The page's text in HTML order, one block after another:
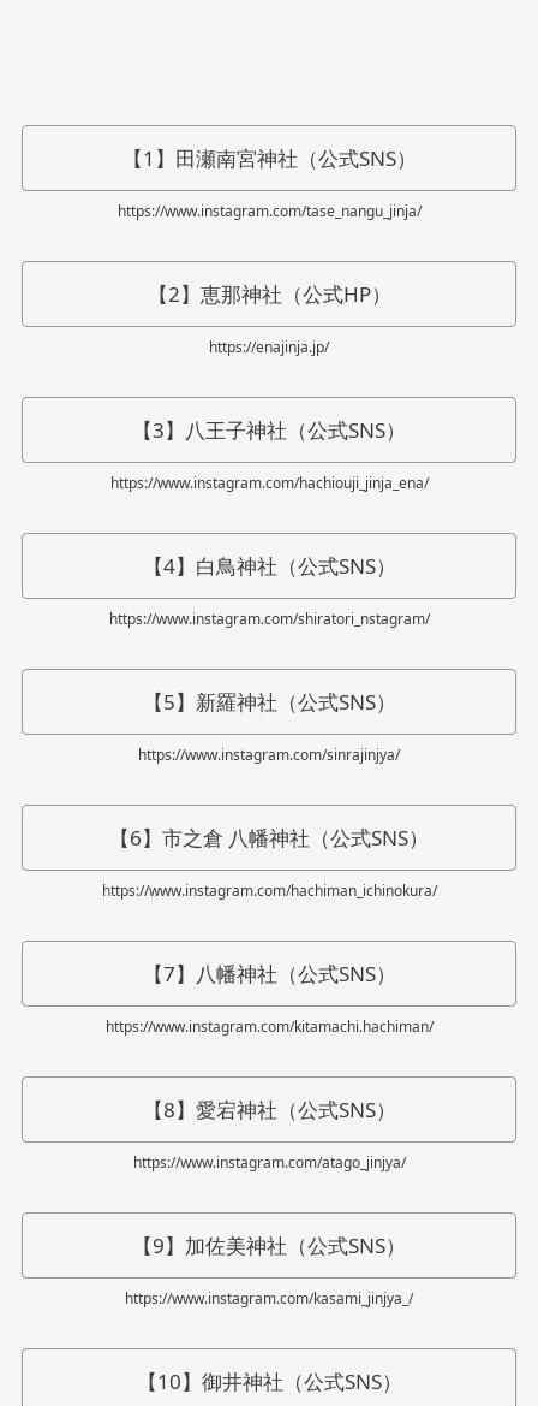
【1】田瀬南宮神社（公式SNS）
https://www.instagram.com/tase_nangu_jinja/
【2】恵那神社（公式HP）
https://enajinja.jp/
【3】八王子神社（公式SNS）
https://www.instagram.com/hachiouji_jinja_ena/
【4】白鳥神社（公式SNS）
https://www.instagram.com/shiratori_nstagram/
【5】新羅神社（公式SNS）
https://www.instagram.com/sinrajinjya/
【6】市之倉 八幡神社（公式SNS）
https://www.instagram.com/hachiman_ichinokura/
【7】八幡神社（公式SNS）
https://www.instagram.com/kitamachi.hachiman/
【8】愛宕神社（公式SNS）
https://www.instagram.com/atago_jinjya/
【9】加佐美神社（公式SNS）
https://www.instagram.com/kasami_jinjya_/
【10】御井神社（公式SNS）